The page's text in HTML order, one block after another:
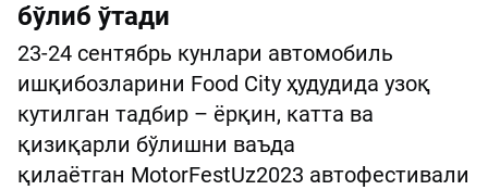
бўлиб ўтади
23-24 сентябрь кунлари автомобиль
ишқибозларини Food City ҳудудида узоқ
кутилган тадбир – ёрқин, катта ва
қизиқарли бўлишни ваъда
қилаётган MotorFestUz2023 автофестивали